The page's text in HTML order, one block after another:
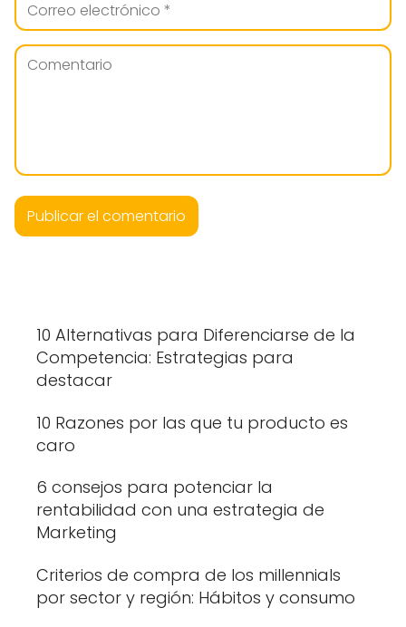
10 Alternativas para Diferenciarse de la
Competencia: Estrategias para
destacar
10 Razones por las que tu producto es
caro
6 consejos para potenciar la
rentabilidad con una estrategia de
Marketing
Criterios de compra de los millennials
por sector y región: Hábitos y consumo